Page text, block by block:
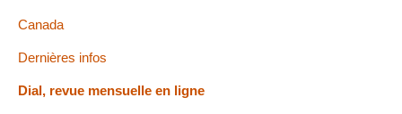
Canada
Dernières infos
Dial, revue mensuelle en ligne